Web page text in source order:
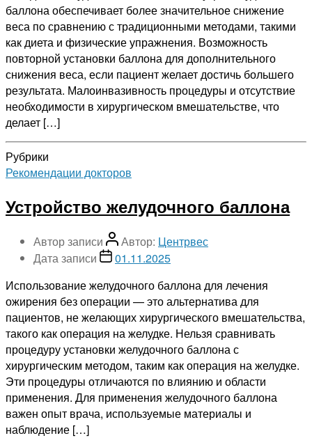
баллона обеспечивает более значительное снижение
веса по сравнению с традиционными методами, такими
как диета и физические упражнения. Возможность
повторной установки баллона для дополнительного
снижения веса, если пациент желает достичь большего
результата. Малоинвазивность процедуры и отсутствие
необходимости в хирургическом вмешательстве, что
делает […]
Рубрики
Рекомендации докторов
Устройство желудочного баллона
Автор записи Автор: Центрвес
Дата записи
01.11.2025
Использование желудочного баллона для лечения
ожирения без операции — это альтернатива для
пациентов, не желающих хирургического вмешательства,
такого как операция на желудке. Нельзя сравнивать
процедуру установки желудочного баллона с
хирургическим методом, таким как операция на желудке.
Эти процедуры отличаются по влиянию и области
применения. Для применения желудочного баллона
важен опыт врача, используемые материалы и
наблюдение […]